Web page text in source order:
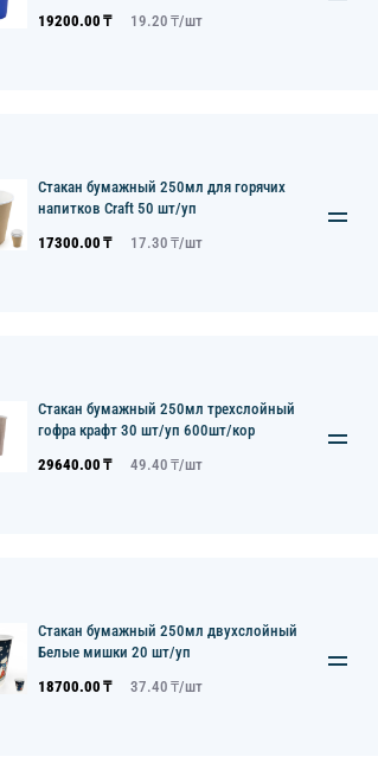
19200.00 ₸ 19.20 ₸/шт
Стакан бумажный 250мл для горячих
напитков Craft 50 шт/уп
17300.00 ₸ 17.30 ₸/шт
Стакан бумажный 250мл трехслойный
гофра крафт 30 шт/уп 600шт/кор
29640.00 ₸ 49.40 ₸/шт
Стакан бумажный 250мл двухслойный
Белые мишки 20 шт/уп
18700.00 ₸ 37.40 ₸/шт